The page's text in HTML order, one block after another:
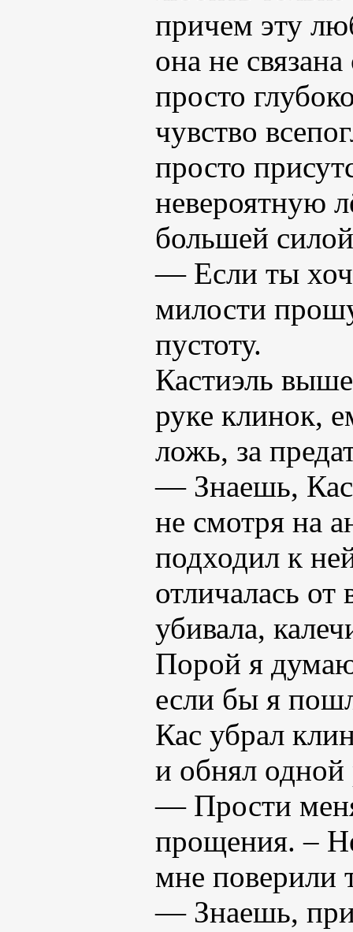
причем эту
она не
просто
чувство
просто
невероятную
большей
— Если ты
милости
пустоту.
Кастиэль
руке клинок,
ложь, за
— Знаешь,
не смотря на
подходил к
отличалась
убивала,
Порой я
если бы я
Кас убрал
и обнял одной
— Прости
прощения. –
мне поверили
— Знаешь, при